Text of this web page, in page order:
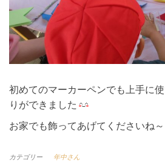
初めてのマーカーペンでも上手に
りができました
お家でも飾ってあげてくださいね～
カテゴリー 年中さん